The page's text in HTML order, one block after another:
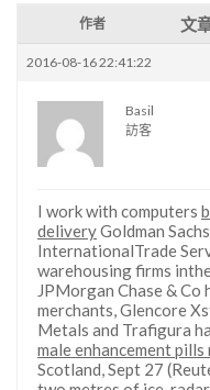
作者 文
2016-08-16 22:41:22
Basil
訪客
I work with computers
deliveryGoldman
InternationalTrade
warehousing firms
JPMorgan Chase & Co
merchants, Glencore
Metals and Trafigura
male enhancement
Scotland, Sept 27